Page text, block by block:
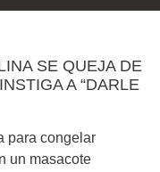
SE QUEJA DE
A “DARLE
para congelar
un masacote